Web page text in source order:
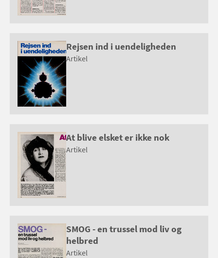
Rejsen ind i uendeligheden
Artikel
At blive elsket er ikke nok
Artikel
SMOG - en trussel mod liv og
helbred
Artikel